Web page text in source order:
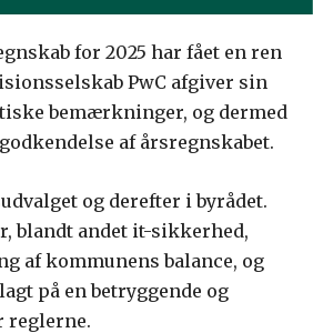
for 2025 har fået en ren
PwC afgiver sin
bemærkninger, og dermed
af årsregnskabet.
og derefter i byrådet.
blandt andet it-sikkerhed,
af kommunens balance, og
på en betryggende og
reglerne.